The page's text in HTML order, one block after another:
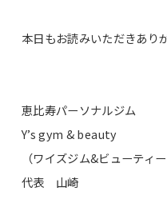
本日もお読みいただきあり
恵比寿パーソナルジム
Y’s gym & beauty
（ワイズジム&ビューティー
代表 山崎